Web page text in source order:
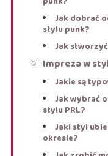
Jak dobrać
stylu punk?
Jak
Impreza w
Jakie są
Jak wybrać
stylu PRL?
Jaki styl
okresie?